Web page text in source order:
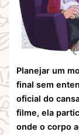
Planejar um
final sem
oficial do
filme, ela
onde o corpo